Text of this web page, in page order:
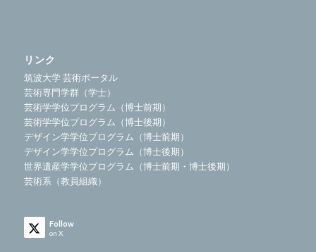
リンク
筑波大学 芸術ポータル
芸術専門学群（学士）
芸術学学位プログラム（博士前期）
芸術学学位プログラム（博士後期）
デザイン学学位プログラム（博士前期）
デザイン学学位プログラム（博士後期）
世界遺産学学位プログラム（博士前期・博士後期）
芸術系（教員組織）
Follow
on X